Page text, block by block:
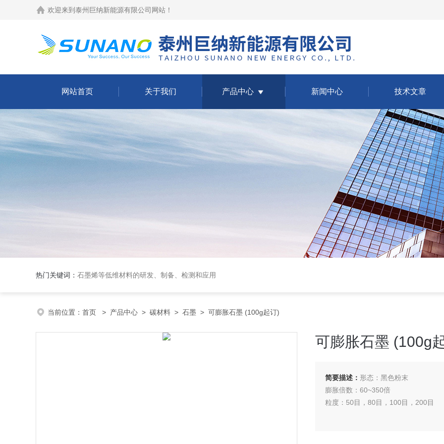
欢迎来到 泰州巨纳新能源有限公司网站 ！
网站首页 关于我们 产品中心 新闻中心 技术文章
热门关键词： 石墨烯等低维材料的研发、制备、检测和应用
当前位置： 首页 > 产品中心 > 碳材料 > 石墨 > 可膨胀石墨 (100g起订)
可膨胀石墨 (100g
简要描述： 形态：黑色粉末
膨胀倍数：60~350倍
粒度：50目，80目，100目，200目